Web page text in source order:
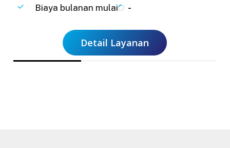
Biaya bulanan mulai
-
Detail Layanan